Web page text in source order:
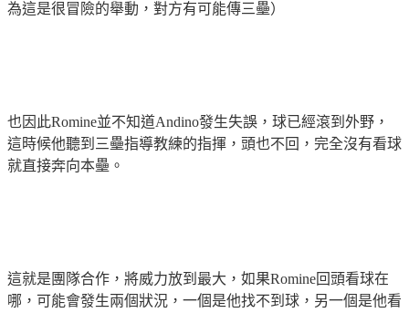
為這是很冒險的舉動，對方有可能傳三壘）
也因此Romine並不知道Andino發生失誤，球已經滾到外野，
這時候他聽到 三壘指導教練的指揮，頭也不回，完全沒有看球
就直接奔向本壘。
這就是團隊合作，將威力放到最大，如果Romine回頭看球在
哪，可能會發生兩個狀況，一個是他找不到球，另一個是他看